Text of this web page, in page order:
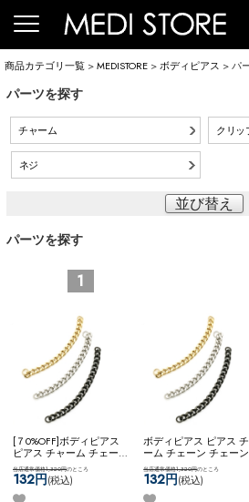
商品カテゴリ一覧 >MEDISTORE >ボディピアス > パ
パーツを探す
チャーム クリッ
ネジ
並び替え
パーツを探す
1
[７0%OFF]ボディピアス
ピアス チャーム チェーン
チェーンド 喜平#チェー
ンch ネコポスOK
アクセサリー】 ステンレ
当店通常価格1,320円のところ
132円(税込)
ボディピアス ピアス
ーム チェーン チェー
喜平#チェーンch ネコポ
スOK【選べるアクセサリ
ー】 ステンレス 喜平チ
当店通常価格1,320円のところ
132円(税込)